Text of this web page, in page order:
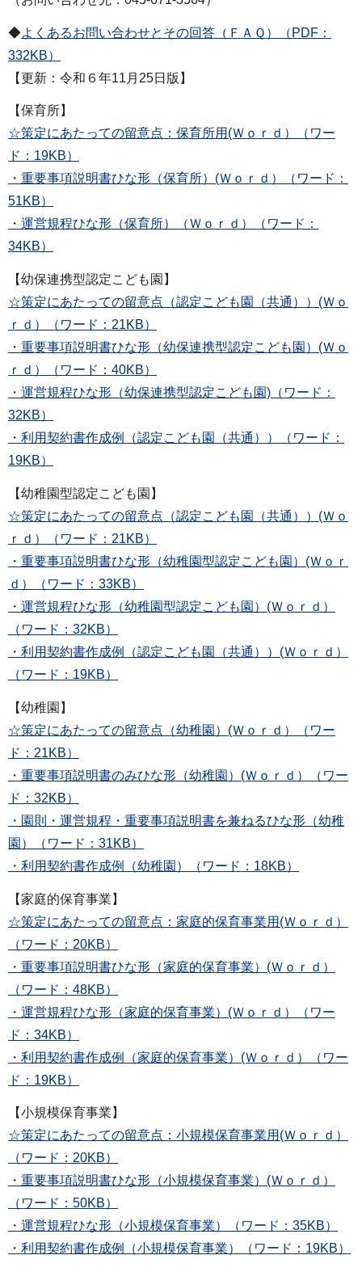
◆よくあるお問い合わせとその回答（ＦＡＱ）（PDF：
332KB）
【更新：令和６年11月25日版】
【保育所】
☆策定にあたっての留意点：保育所用(Ｗｏｒｄ）（ワー
ド：19KB）
・重要事項説明書ひな形（保育所）(Ｗｏｒｄ）（ワード：
51KB）
・運営規程ひな形（保育所）（Ｗｏｒｄ）（ワード：
34KB）
【幼保連携型認定こども園】
☆策定にあたっての留意点（認定こども園（共通））(Ｗｏ
ｒｄ）（ワード：21KB）
・重要事項説明書ひな形（幼保連携型認定こども園）(Ｗｏ
ｒｄ）（ワード：40KB）
・運営規程ひな形（幼保連携型認定こども園)（ワード：
32KB）
・利用契約書作成例（認定こども園（共通））（ワード：
19KB）
【幼稚園型認定こども園】
☆策定にあたっての留意点（認定こども園（共通））(Ｗｏ
ｒｄ）（ワード：21KB）
・重要事項説明書ひな形（幼稚園型認定こども園）(Ｗｏｒ
ｄ）（ワード：33KB）
・運営規程ひな形（幼稚園型認定こども園）(Ｗｏｒｄ）
（ワード：32KB）
・利用契約書作成例（認定こども園（共通））(Ｗｏｒｄ）
（ワード：19KB）
【幼稚園】
☆策定にあたっての留意点（幼稚園）(Ｗｏｒｄ）（ワー
ド：21KB）
・重要事項説明書のみひな形（幼稚園）(Ｗｏｒｄ）（ワー
ド：32KB）
・園則・運営規程・重要事項説明書を兼ねるひな形（幼稚
園）（ワード：31KB）
・利用契約書作成例（幼稚園）（ワード：18KB）
【家庭的保育事業】
☆策定にあたっての留意点：家庭的保育事業用(Ｗｏｒｄ）
（ワード：20KB）
・重要事項説明書ひな形（家庭的保育事業）(Ｗｏｒｄ）
（ワード：48KB）
・運営規程ひな形（家庭的保育事業）(Ｗｏｒｄ）（ワー
ド：34KB）
・利用契約書作成例（家庭的保育事業）(Ｗｏｒｄ）（ワー
ド：19KB）
【小規模保育事業】
☆策定にあたっての留意点：小規模保育事業用(Ｗｏｒｄ）
（ワード：20KB）
・重要事項説明書ひな形（小規模保育事業）(Ｗｏｒｄ）
（ワード：50KB）
・運営規程ひな形（小規模保育事業）（ワード：35KB）
・利用契約書作成例（小規模保育事業）（ワード：19KB）